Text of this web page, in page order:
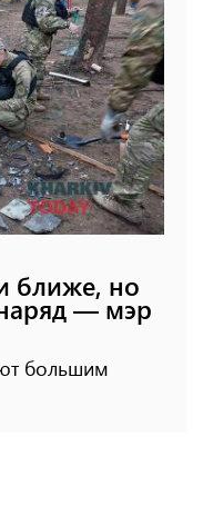
ближе, но
— мэр
большим